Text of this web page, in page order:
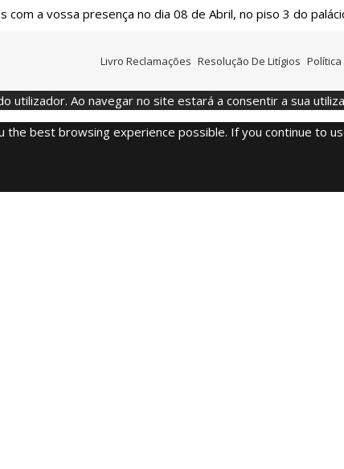
a vossa presença no dia 08 de Abril, no piso 3 do
Livro Reclamações Resolução De Litígios
Ao navegar no site estará a consentir a sua
best browsing experience possible. If you continue to